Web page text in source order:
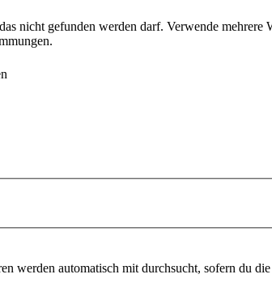
nicht gefunden werden darf. Verwende mehrere
werden automatisch mit durchsucht, sofern du